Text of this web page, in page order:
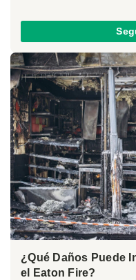
¿Qué Daños Puede
el Eaton Fire?